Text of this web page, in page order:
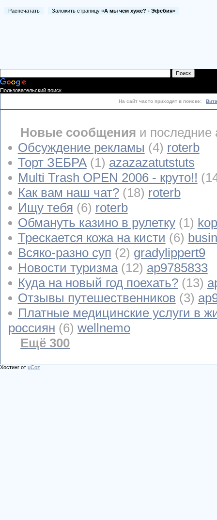
Распечатать Заложить страницу «А мы чем хуже? - Эфебия»
Пользовательский поиск
На сайт часто приходят в поиске:
Новые сообщения и последние
Обсуждение рекламы (4) roterb
Торт ЗЕБРА (1) azazazatutstuts
Multi Trash OPEN 2006 - круто!!
Как вам наш чат? (18) roterb
Ищу тебя (6) roterb
Обмануть казино в рулетку (1)
Трескается кожа на кисти (6)
Всяко-разно суп (2) gradylippert9
Новости туризма (12) ap9785833
Куда на новый год поехать? (13)
Отзывы путешественников (3)
Платные медицинские услуги в
россиян (6) wellnemo
Ещё 300
Хостинг от uCoz